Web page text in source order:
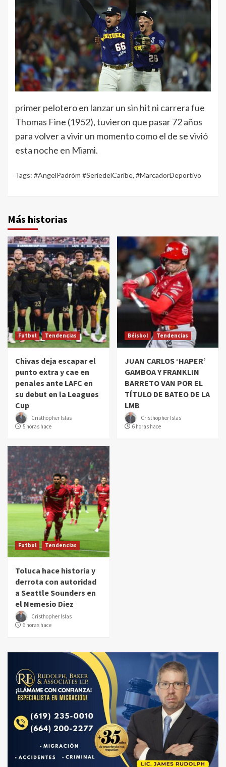
primer pelotero en lanzar un sin hit ni carrera fue
Thomas Fine (1952), tuvieron que pasar 72 años
para volver a vivir un momento como el de se vivió
esta noche en Miami.
Tags: #AngelPadróm #SeriedelCaribe, #MarcadorDeportivo
Más historias
Futbol Tendencias
Chivas deja escapar el
punto extra y cae en
penales ante LAFC en
su debut en la Leagues
Cup
Cristhopher Islas
5 horas hace
Béisbol Tendencias
JUAN CARLOS ‘HAPER’
GAMBOA Y FRANKLIN
BARRETO VAN POR EL
TÍTULO DE BATEO DE LA
LMB
Cristhopher Islas
6 horas hace
Futbol Tendencias
Toluca hace historia y
derrota con autoridad
a Seattle Sounders en
el Nemesio Diez
Cristhopher Islas
6 horas hace